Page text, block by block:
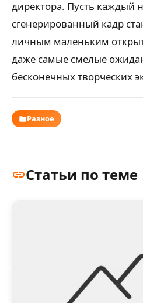
директора. Пусть каждый
сгенерированный кадр
личным маленьким
даже самые смелые
бесконечных творческих
Разное
Статьи по теме